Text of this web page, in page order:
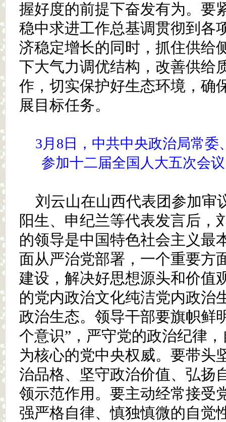
握好度的前提下奋发有为。要
稳中求进工作总基调贯彻到各
济稳定增长的同时，抓住供给
下大气力调优结构，改善供给
作，切实保护好生态环境，确
展目标任务。
3月8日，中共中央政治局常
参加十二届全国人大五次会
刘云山在山西代表团参加审
阳生、申纪兰等代表发言后，
的领导是中国特色社会主义最
面从严治党部署，一个重要方
建设，解决好思想源头和价值
的党内政治文化纯洁党内政治
政治生态。领导干部要旗帜鲜
个意识”，严守党的政治纪律
为核心的党中央权威。要带头
治品格、坚守政治价值、弘扬
领示范作用。要主动经常接受
强严格自律、慎独慎微的自觉